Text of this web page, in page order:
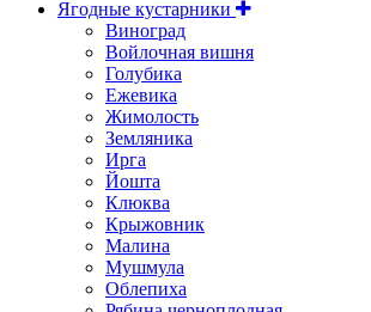
Ягодные кустарники
Виноград
Войлочная вишня
Голубика
Ежевика
Жимолость
Земляника
Ирга
Йошта
Клюква
Крыжовник
Малина
Мушмула
Облепиха